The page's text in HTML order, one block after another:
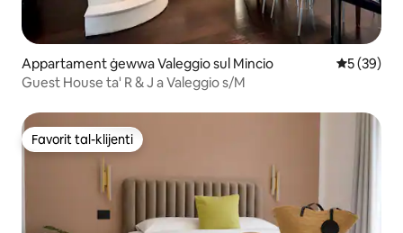
Appartament ġewwa Valeggio sul Mincio Rating
5 (39)
Guest House ta' R & J a Valeggio s/M
Favorit tal-klijenti
Favorit tal-klijenti